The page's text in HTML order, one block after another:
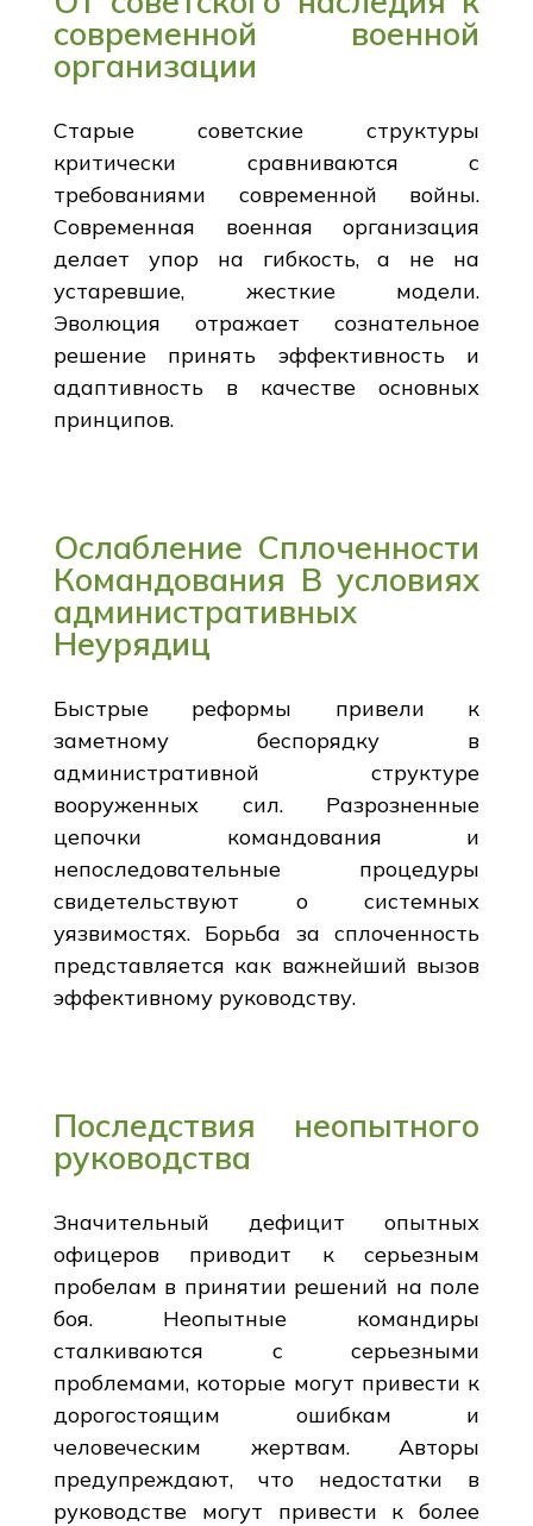
современной военной
организации
Старые советские структуры
критически сравниваются с
требованиями современной войны.
Современная военная организация
делает упор на гибкость, а не на
устаревшие, жесткие модели.
Эволюция отражает сознательное
решение принять эффективность и
адаптивность в качестве основных
принципов.
Ослабление Сплоченности
Командования В условиях
административных
Неурядиц
Быстрые реформы привели к
заметному беспорядку в
административной структуре
вооруженных сил. Разрозненные
цепочки командования и
непоследовательные процедуры
свидетельствуют о системных
уязвимостях. Борьба за сплоченность
представляется как важнейший вызов
эффективному руководству.
Последствия неопытного
руководства
Значительный дефицит опытных
офицеров приводит к серьезным
пробелам в принятии решений на поле
боя. Неопытные командиры
сталкиваются с серьезными
проблемами, которые могут привести к
дорогостоящим ошибкам и
человеческим жертвам. Авторы
предупреждают, что недостатки в
руководстве могут привести к более